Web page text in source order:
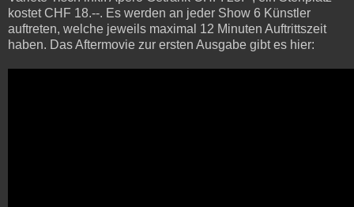
kostet CHF 18.--. Es werden an jeder Show 6 Künstler
auftreten, welche jeweils maximal 12 Minuten Auftrittszeit
haben. Das Aftermovie zur ersten Ausgabe gibt es hier: